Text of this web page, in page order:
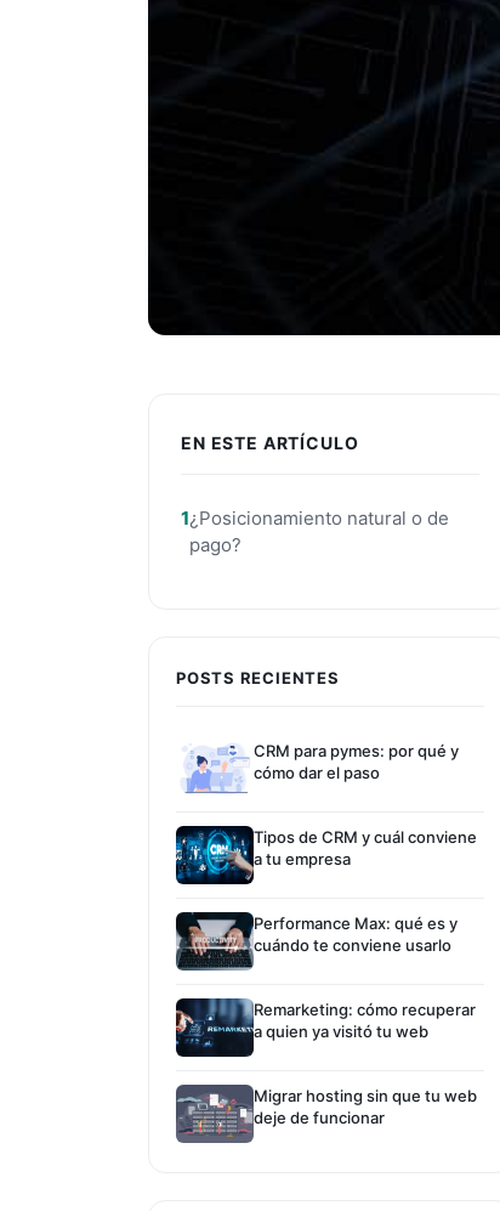
EN ESTE ARTÍCULO
¿Posicionamiento natural o de
pago?
POSTS RECIENTES
CRM para pymes: por qué y
cómo dar el paso
Tipos de CRM y cuál conviene
a tu empresa
Performance Max: qué es y
cuándo te conviene usarlo
Remarketing: cómo recuperar
a quien ya visitó tu web
Migrar hosting sin que tu web
deje de funcionar